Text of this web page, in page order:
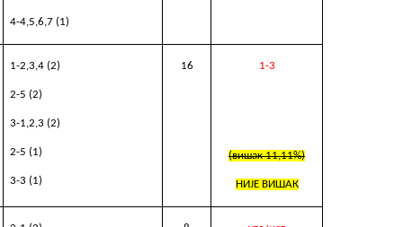
4-4,5,6,7 (1)
1-2,3,4 (2)
2-5 (2)
3-1,2,3 (2)
2-5 (1)
3-3 (1)
16 1-3
(вишак 11,11%)
НИЈЕ ВИШАК